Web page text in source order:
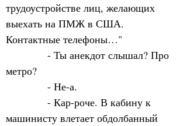
трудоустройстве лиц, желающих
выехать на ПМЖ в США.
Контактные телефоны…"
- Ты анекдот слышал? Про
метро?
- Не-а.
- Кар-роче. В кабину к
машинисту влетает обдолбанный